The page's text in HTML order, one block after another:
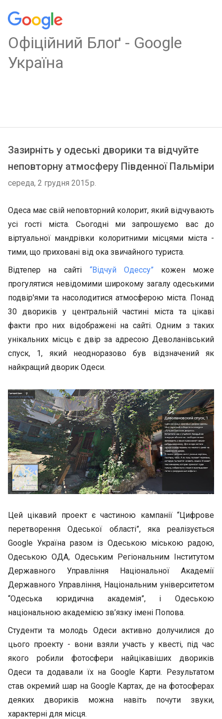
Oфіційний Блоґ - Google
Україна
Зазирніть у одеські дворики та відчуйте
неповторну атмосферу Південної Пальміри
середа, 2 грудня 2015 р.
Одеса має свій неповторний колорит, який відчувають
усі гості міста. Сьогодні ми запрошуємо вас до
віртуальної мандрівки колоритними місцями міста -
тими, що приховані від ока звичайного туриста.
Відтепер на сайті “Відчуй Одессу”кожен може
прогулятися невідомими широкому загалу одеськими
подвір'ями та насолодитися атмосферою міста. Понад
30 двориків у центральній частині міста та цікаві
факти про них відображені на сайті. Одним з таких
унікальних місць є двір за адресою Деволанівський
спуск, 1, який неодноразово був відзначений як
найкращий дворик Одеси.
Цей цікавий проект є частиною кампанії “Цифрове
перетворення Одеської області”, яка реалізується
Google Україна разом із Одеською міською радою,
Одеською ОДА, Одеським Регіональним Інститутом
Державного Управління Національної Академії
Державного Управління, Національним університетом
“Одеська юридична академія”, і Одеською
національною академією зв’язку імені Попова.
Студенти та молодь Одеси активно долучилися до
цього проекту - вони взяли участь у квесті, під час
якого робили фотосфери найцікавіших двориків
Одеси та додавали їх на Google Карти. Результатом
став окремий шар на Google Картах, де на фотосферах
деяких двориків можна навіть почути звуки,
характерні для місця.